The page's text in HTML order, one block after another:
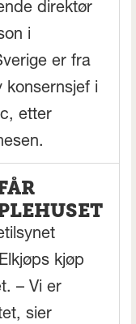
direktør
i
er fra
konsernsjef i
etter
kjøp
– Vi er
sier